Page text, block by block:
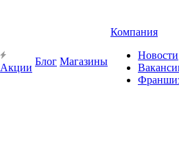
Акции
Блог Магазины
Компания
Новости